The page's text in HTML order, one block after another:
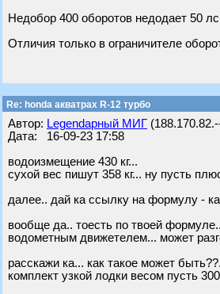
Недобор 400 оборотов недодает 50
Отличия только в ограничителе
Re: honda акватрах R-12 турбо
Автор: Legendарный МИГ
Дата: 16-09-23 17:58
водоизмещение 430 кг...
сухой вес пишут 358 кг... ну пусть
далее.. дай ка ссылку на формулу -
вообще да.. тоесть по твоей
водометным движетелем... может
расскажи ка... как такое может
комплект узкой лодки весом пусть